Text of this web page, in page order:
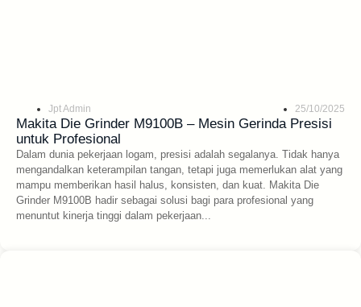
Jpt Admin 25/10/2025
Makita Die Grinder M9100B – Mesin Gerinda Presisi
untuk Profesional
Dalam dunia pekerjaan logam, presisi adalah segalanya. Tidak hanya
mengandalkan keterampilan tangan, tetapi juga memerlukan alat yang
mampu memberikan hasil halus, konsisten, dan kuat. Makita Die
Grinder M9100B hadir sebagai solusi bagi para profesional yang
menuntut kinerja tinggi dalam pekerjaan...